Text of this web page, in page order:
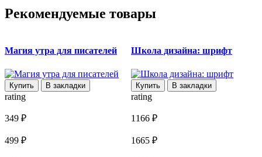
Рекомендуемые товары
Магия утра для писателей
Купить В закладки
rating
349 ₽
499 ₽
Школа дизайна: шрифт
Купить В закладки
rating
1166 ₽
1665 ₽